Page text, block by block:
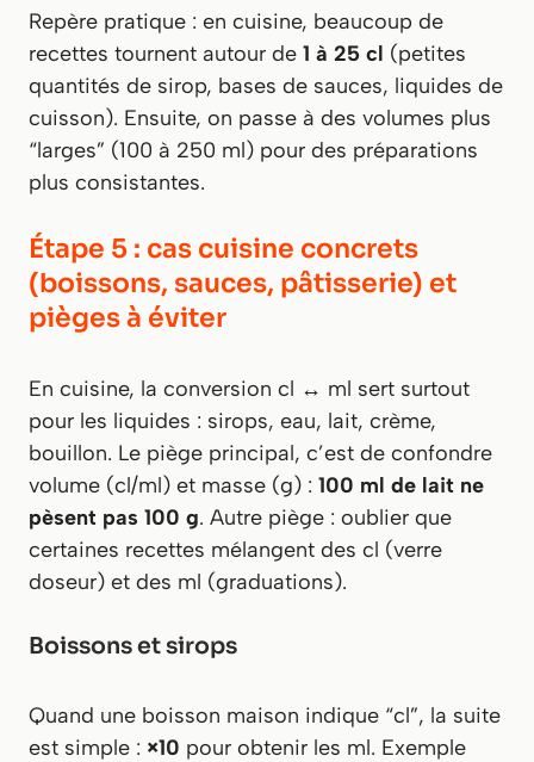
Repère pratique : en cuisine, beaucoup de
recettes tournent autour de 1 à 25 cl (petites
quantités de sirop, bases de sauces, liquides de
cuisson). Ensuite, on passe à des volumes plus
“larges” (100 à 250 ml) pour des préparations
plus consistantes.
Étape 5 : cas cuisine concrets
(boissons, sauces, pâtisserie) et
pièges à éviter
En cuisine, la conversion cl ↔ ml sert surtout
pour les liquides : sirops, eau, lait, crème,
bouillon. Le piège principal, c’est de confondre
volume (cl/ml) et masse (g) : 100 ml de lait ne
pèsent pas 100 g. Autre piège : oublier que
certaines recettes mélangent des cl (verre
doseur) et des ml (graduations).
Boissons et sirops
Quand une boisson maison indique “cl”, la suite
est simple : ×10 pour obtenir les ml. Exemple